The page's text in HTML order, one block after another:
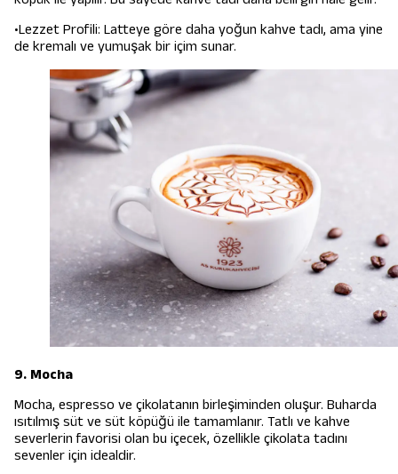
•Lezzet Profili: Latteye göre daha yoğun kahve tadı, ama yine
de kremalı ve yumuşak bir içim sunar.
9. Mocha
Mocha, espresso ve çikolatanın birleşiminden oluşur. Buharda
ısıtılmış süt ve süt köpüğü ile tamamlanır. Tatlı ve kahve
severlerin favorisi olan bu içecek, özellikle çikolata tadını
sevenler için idealdir.